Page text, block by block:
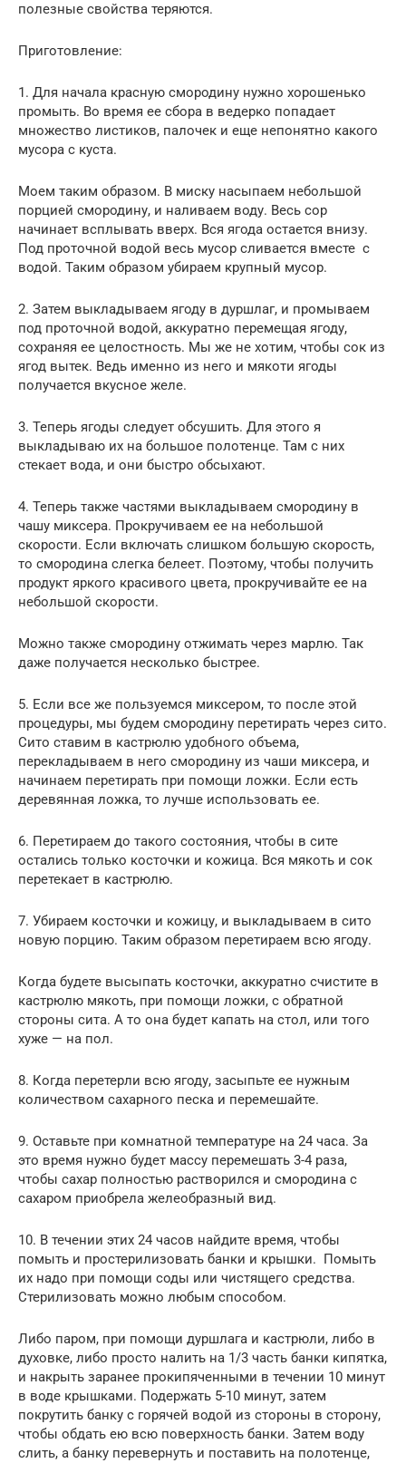
полезные свойства теряются.
Приготовление:
1. Для начала красную смородину нужно хорошенько
промыть. Во время ее сбора в ведерко попадает
множество листиков, палочек и еще непонятно какого
мусора с куста.
Моем таким образом. В миску насыпаем небольшой
порцией смородину, и наливаем воду. Весь сор
начинает всплывать вверх. Вся ягода остается внизу.
Под проточной водой весь мусор сливается вместе с
водой. Таким образом убираем крупный мусор.
2. Затем выкладываем ягоду в дуршлаг, и промываем
под проточной водой, аккуратно перемещая ягоду,
сохраняя ее целостность. Мы же не хотим, чтобы сок из
ягод вытек. Ведь именно из него и мякоти ягоды
получается вкусное желе.
3. Теперь ягоды следует обсушить. Для этого я
выкладываю их на большое полотенце. Там с них
стекает вода, и они быстро обсыхают.
4. Теперь также частями выкладываем смородину в
чашу миксера. Прокручиваем ее на небольшой
скорости. Если включать слишком большую скорость,
то смородина слегка белеет. Поэтому, чтобы получить
продукт яркого красивого цвета, прокручивайте ее на
небольшой скорости.
Можно также смородину отжимать через марлю. Так
даже получается несколько быстрее.
5. Если все же пользуемся миксером, то после этой
процедуры, мы будем смородину перетирать через сито.
Сито ставим в кастрюлю удобного объема,
перекладываем в него смородину из чаши миксера, и
начинаем перетирать при помощи ложки. Если есть
деревянная ложка, то лучше использовать ее.
6. Перетираем до такого состояния, чтобы в сите
остались только косточки и кожица. Вся мякоть и сок
перетекает в кастрюлю.
7. Убираем косточки и кожицу, и выкладываем в сито
новую порцию. Таким образом перетираем всю ягоду.
Когда будете высыпать косточки, аккуратно счистите в
кастрюлю мякоть, при помощи ложки, с обратной
стороны сита. А то она будет капать на стол, или того
хуже — на пол.
8. Когда перетерли всю ягоду, засыпьте ее нужным
количеством сахарного песка и перемешайте.
9. Оставьте при комнатной температуре на 24 часа. За
это время нужно будет массу перемешать 3-4 раза,
чтобы сахар полностью растворился и смородина с
сахаром приобрела желеобразный вид.
10. В течении этих 24 часов найдите время, чтобы
помыть и простерилизовать банки и крышки. Помыть
их надо при помощи соды или чистящего средства.
Стерилизовать можно любым способом.
Либо паром, при помощи дуршлага и кастрюли, либо в
духовке, либо просто налить на 1/3 часть банки кипятка,
и накрыть заранее прокипяченными в течении 10 минут
в воде крышками. Подержать 5-10 минут, затем
покрутить банку с горячей водой из стороны в сторону,
чтобы обдать ею всю поверхность банки. Затем воду
слить, а банку перевернуть и поставить на полотенце,